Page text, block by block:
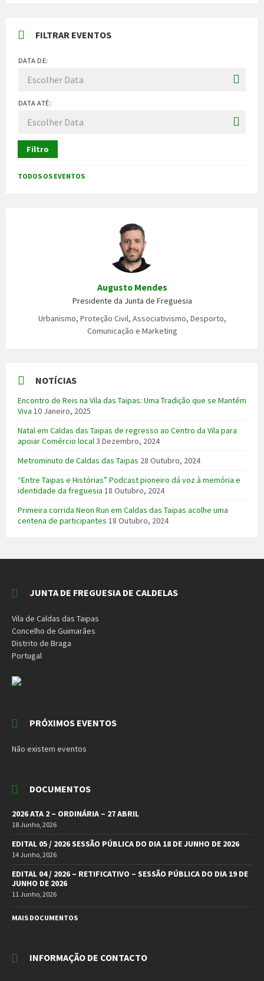
FILTRAR EVENTOS
DATA DE:
DATA ATÉ:
Filtro
TODOS OS EVENTOS
Augusto Mendes
Presidente da Junta de Freguesia
Urbanismo, Proteção Civil, Associativismo, Desporto,
Comunicação e Marketing
NOTÍCIAS
Encontro de Reis na Vila das Taipas: Uma Tradição que se Mantém
Viva 10 Janeiro, 2025
Natal em Caldas das Taipas de regresso ao Centro da Vila para
apoiar Comércio local3 Dezembro, 2024
Metrominuto de Caldas das Taipas 28 Outubro, 2024
“Entre Taipas e Histórias” Podcast pioneiro dá voz à memória e
identidade da freguesia 18 Outubro, 2024
Primeira corrida Neon Run em Caldas das Taipas acolhe uma
centena de participantes 18 Outubro, 2024
JUNTA DE FREGUESIA DE CALDELAS
Vila de Caldas das Taipas
Concelho de Guimarães
Distrito de Braga
Portugal
PRÓXIMOS EVENTOS
Não existem eventos
DOCUMENTOS
2026 ATA 2 – ORDINÁRIA – 27 ABRIL
18 Junho, 2026
EDITAL 05 / 2026 SESSÃO PÚBLICA DO DIA 18 DE JUNHO DE 2026
14 Junho, 2026
EDITAL 04 / 2026 – RETIFICATIVO – SESSÃO PÚBLICA DO DIA 19 DE
JUNHO DE 2026
11 Junho, 2026
MAIS DOCUMENTOS
INFORMAÇÃO DE CONTACTO